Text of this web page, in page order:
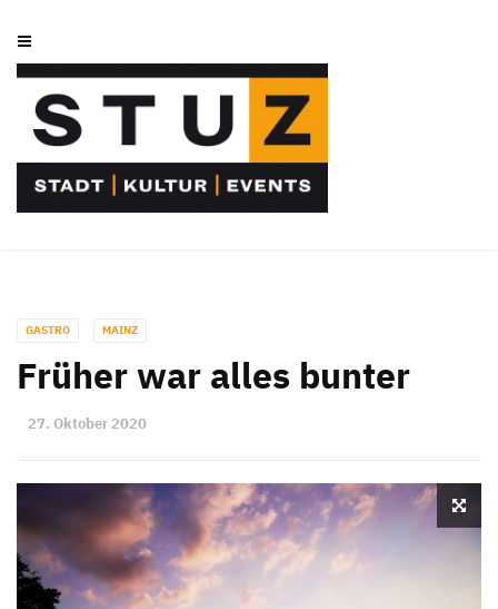
GASTRO MAINZ
Früher war alles bunter
27. Oktober 2020